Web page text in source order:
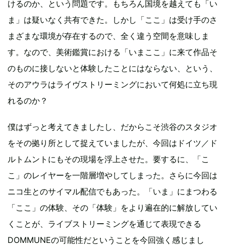
けるのか、という問題です。もちろん国境を越えても「い
ま」は疑いなく共有できた。しかし「ここ」は受け手のさ
まざまな環境が存在するので、全く違う空間を意味しま
す。なので、美術鑑賞における「いまここ」に来て作品そ
のものに接しないと体験したことにはならない、という、
そのアウラはライヴストリーミングにおいて何処に立ち現
れるのか？
僕はずっと考えてきましたし、だからこそ渋谷のスタジオ
をその拠り所として捉えていましたが、今回はドイツ／ド
ルトムントにもその現場を浮上させた。要するに、「こ
こ」のレイヤーを一階層増やしてしまった。さらに今回は
ニコ生とのサイマル配信でもあった。「いま」にまつわる
「ここ」の体験、その「体験」をより遍在的に解放してい
くことが、ライブストリーミングを通じて表現できる
DOMMUNEの可能性だということを今回強く感じまし